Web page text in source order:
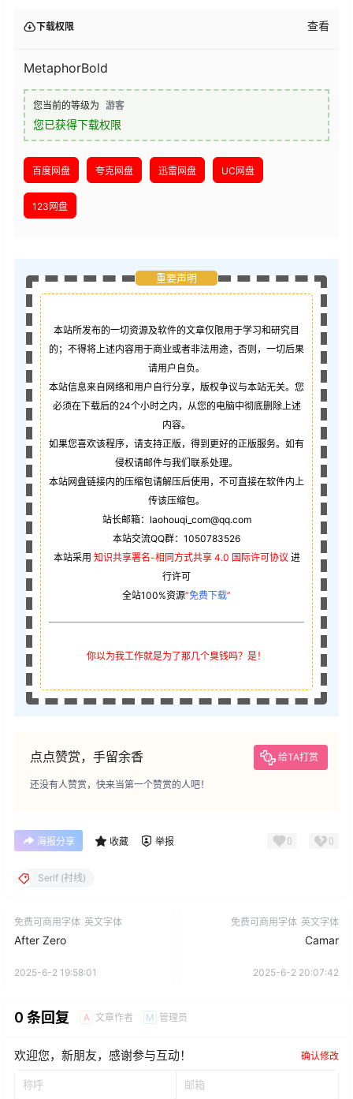
下载权限 查看
MetaphorBold
您当前的等级为 游客
您已获得下载权限
百度网盘 夸克网盘 迅雷网盘 UC网盘
123网盘
重要声明
本站所发布的一切资源及软件的文章仅限用于学习和研究目
的；不得将上述内容用于商业或者非法用途，否则，一切后果
请用户自负。
本站信息来自网络和用户自行分享，版权争议与本站无关。您
必须在下载后的24个小时之内，从您的电脑中彻底删除上述
内容。
如果您喜欢该程序，请支持正版，得到更好的正版服务。如有
侵权请邮件与我们联系处理。
本站网盘链接内的压缩包请解压后使用，不可直接在软件内上
传该压缩包。
站长邮箱：laohouqi_com@qq.com
本站交流QQ群：1050783526
本站采用 知识共享署名-相同方式共享 4.0 国际许可协议 进
行许可
全站100%资源“免费下载”
你以为我工作就是为了那几个臭钱吗？是！
点点赞赏，手留余香 给TA打赏
还没有人赞赏，快来当第一个赞赏的人吧！
海报分享 收藏 举报 0 0
Serif (衬线)
免费可商用字体 英文字体
After Zero
2025-6-2 19:58:01
免费可商用字体 英文字体
Camar
2025-6-2 20:07:42
0 条回复 A 文章作者 M 管理员
欢迎您，新朋友，感谢参与互动！ 确认修改